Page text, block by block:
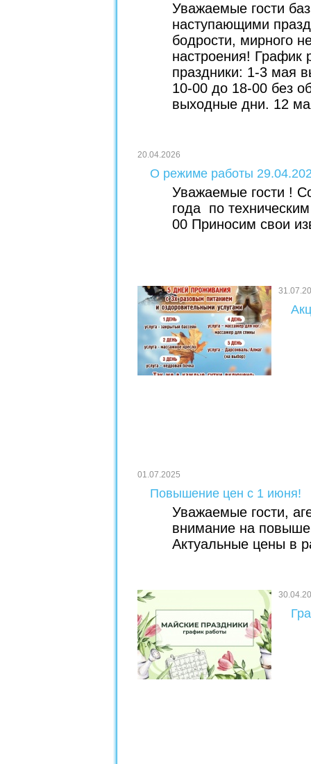
Уважаемые гости
наступающими
бодрости, мирного
настроения! График
праздники: 1-3 мая
10-00 до 18-00 без
выходные дни. 12
20.04.2026
О режиме работы
Уважаемые гости !
года по
00 Приносим свои
01.07.2025
Повышение цен с 1 июня!
Уважаемые гости,
внимание на
Актуальные цены в